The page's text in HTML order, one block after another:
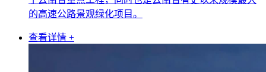
的高速公路景观绿化项目。
查看详情 +